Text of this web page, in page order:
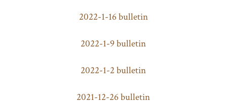
2022-1-16 bulletin
2022-1-9 bulletin
2022-1-2 bulletin
2021-12-26 bulletin